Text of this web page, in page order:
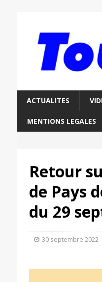
ACTUALITES
MENTIONS LEGALES
Retour
de Pays
du 29
30 septembre 2022